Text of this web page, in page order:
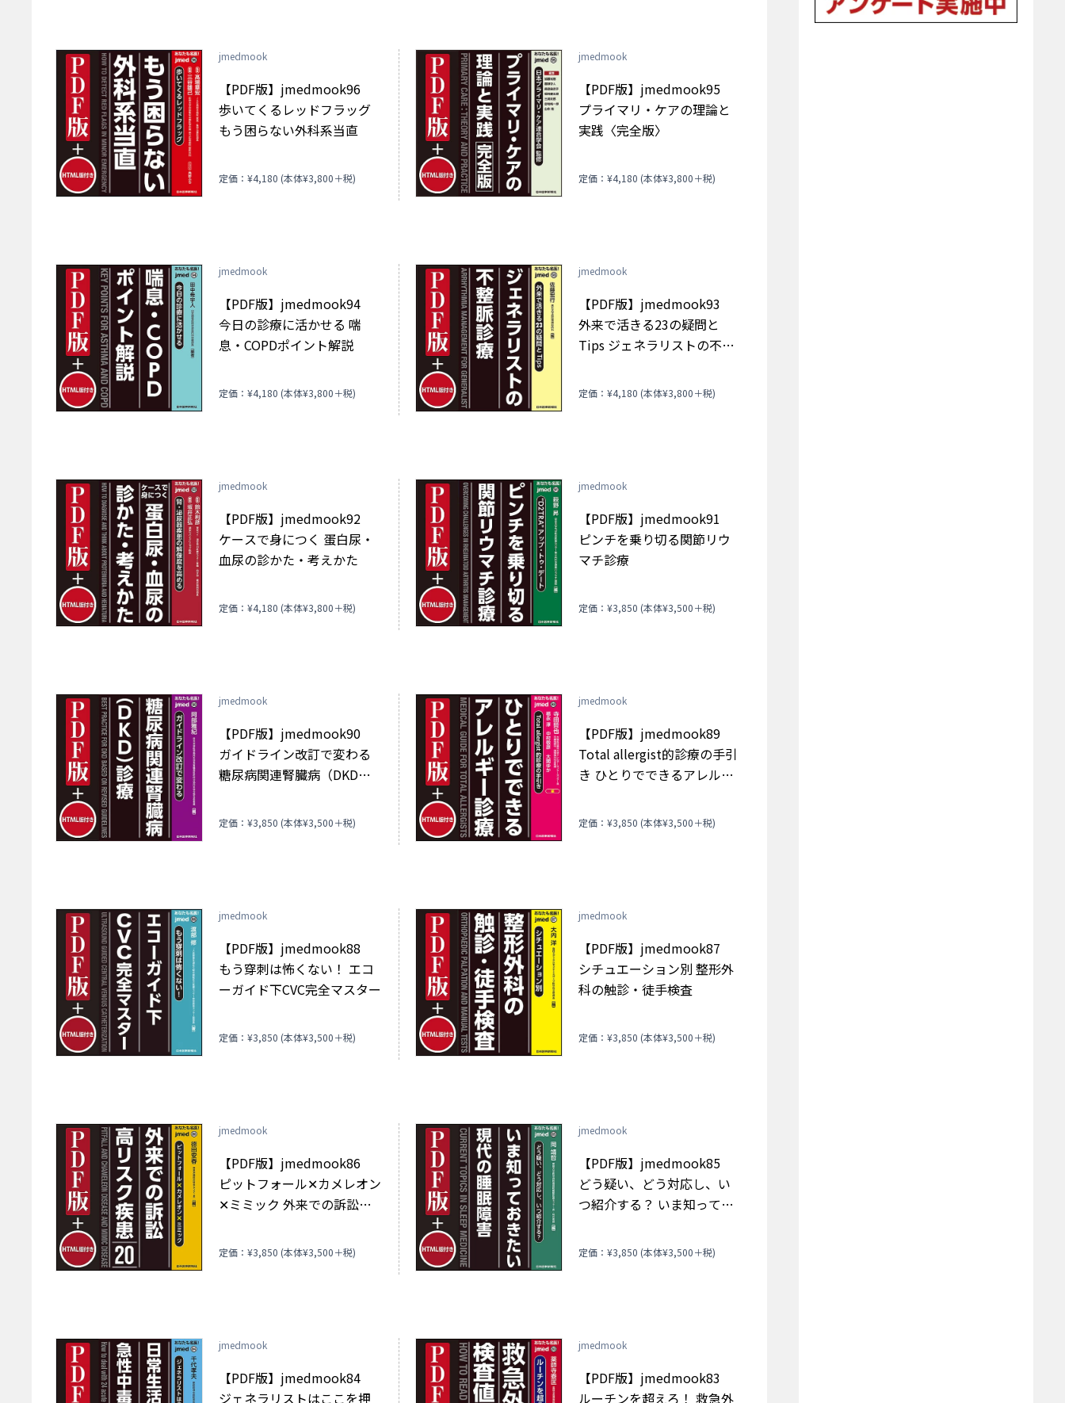
jmedmook
【PDF版】jmedmook96
歩いてくるレッドフラッグ
もう困らない外科系当直
定価：¥4,180 (本体¥3,800＋税)
jmedmook
【PDF版】jmedmook95
プライマリ・ケアの理論と
実践〈完全版〉
定価：¥4,180 (本体¥3,800＋税)
jmedmook
【PDF版】jmedmook94
今日の診療に活かせる 喘
息・COPDポイント解説
定価：¥4,180 (本体¥3,800＋税)
jmedmook
【PDF版】jmedmook93
外来で活きる23の疑問と
Tips ジェネラリストの不整
定価：¥4,180 (本体¥3,800＋税)
jmedmook
【PDF版】jmedmook92
ケースで身につく 蛋白尿・
血尿の診かた・考えかた
定価：¥4,180 (本体¥3,800＋税)
jmedmook
【PDF版】jmedmook91
ピンチを乗り切る関節リウ
マチ診療
定価：¥3,850 (本体¥3,500＋税)
jmedmook
【PDF版】jmedmook90
ガイドライン改訂で変わる
糖尿病関連腎臓病（DKD）
定価：¥3,850 (本体¥3,500＋税)
jmedmook
【PDF版】jmedmook89
Total allergist的診療の手引
き ひとりでできるアレルギ
定価：¥3,850 (本体¥3,500＋税)
jmedmook
【PDF版】jmedmook88
もう穿刺は怖くない！ エコ
ーガイド下CVC完全マスター
定価：¥3,850 (本体¥3,500＋税)
jmedmook
【PDF版】jmedmook87
シチュエーション別 整形外
科の触診・徒手検査
定価：¥3,850 (本体¥3,500＋税)
jmedmook
【PDF版】jmedmook86
ピットフォール✕カメレオン
✕ミミック 外来での訴訟高
定価：¥3,850 (本体¥3,500＋税)
jmedmook
【PDF版】jmedmook85
どう疑い、どう対応し、い
つ紹介する？ いま知ってお
定価：¥3,850 (本体¥3,500＋税)
jmedmook
【PDF版】jmedmook84
ジェネラリストはここを押
jmedmook
【PDF版】jmedmook83
ルーチンを超えろ！ 救急外